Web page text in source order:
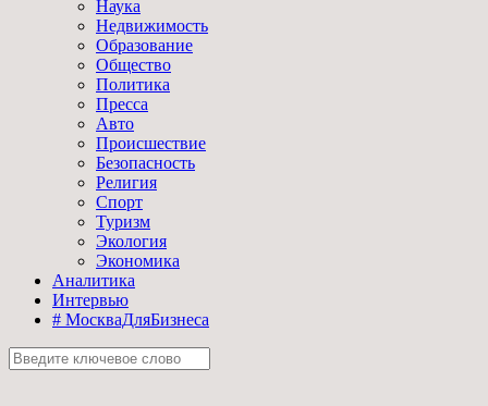
Наука
Недвижимость
Образование
Общество
Политика
Пресса
Авто
Происшествие
Безопасность
Религия
Спорт
Туризм
Экология
Экономика
Аналитика
Интервью
# МоскваДляБизнеса